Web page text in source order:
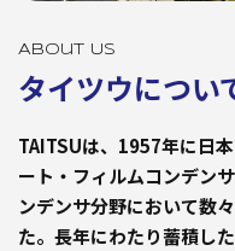
About Us
タイツウについ
TAITSUは、1957年に日
ート・フィルムコンデン
ンデンサ分野において数
た。長年にわたり蓄積し